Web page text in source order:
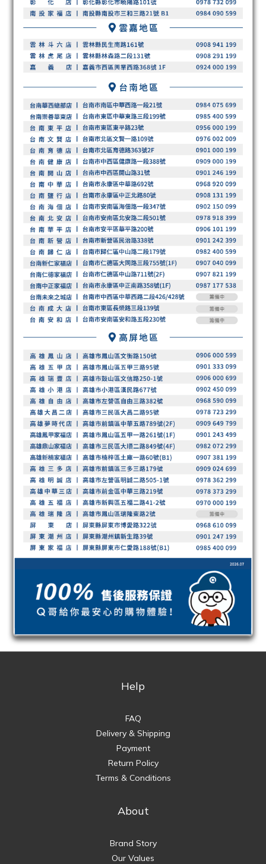
Help
FAQ
Delivery & Shipping
Payment
Return Policy
Terms & Conditions
About
Brand Story
Our Values